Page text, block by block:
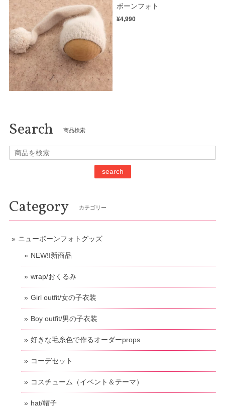
ボーンフォト
¥4,990
Search 商品検索
search
Category カテゴリー
ニューボーンフォトグッズ
NEW!I新商品
wrap/おくるみ
Girl outfit/女の子衣装
Boy outfit/男の子衣装
好きな毛糸色で作るオーダーprops
コーデセット
コスチューム（イベント＆テーマ）
hat/帽子